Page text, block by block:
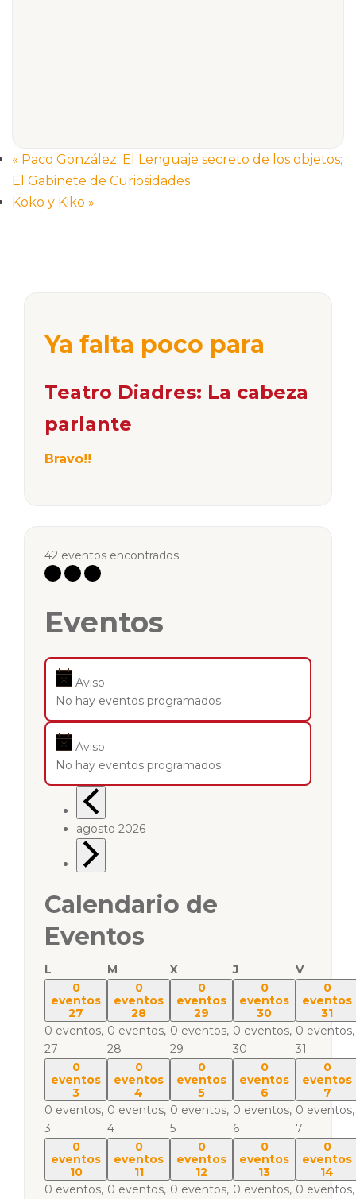
« Paco González: El Lenguaje secreto de los objetos;
El Gabinete de Curiosidades
Koko y Kiko »
Ya falta poco para
Teatro Diadres: La cabeza
parlante
Bravo!!
42 eventos encontrados.
Eventos
Aviso
No hay eventos programados.
Aviso
No hay eventos programados.
agosto 2026
Calendario de
Eventos
L M X J
V
0
eventos
27
0 eventos,
27
0
eventos
28
0 eventos,
28
0
eventos
29
0 eventos,
29
0
eventos
30
0 eventos,
30
0
eventos
31
0 eventos,
31
0
eventos
3
0 eventos,
3
0
eventos
4
0 eventos,
4
0
eventos
5
0 eventos,
5
0
eventos
6
0 eventos,
6
0
eventos
7
0 eventos,
7
0
eventos
10
0 eventos,
0
eventos
11
0 eventos,
0
eventos
12
0 eventos,
0
eventos
13
0 eventos,
0
eventos
14
0 eventos,